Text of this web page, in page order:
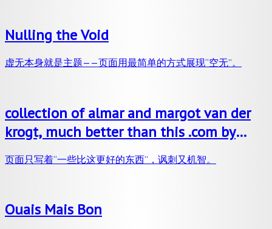
Nulling the Void
虚无本身就是主题——页面用最简单的方式展现“空无”。
collection of almar and margot van der
krogt, much better than this .com by
rafaël rozendaal, 2006
页面只写着“一些比这更好的东西”，讽刺又机智。
Ouais Mais Bon